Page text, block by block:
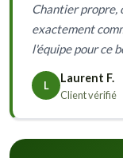
Chantier propre,
exactement
l'équipe pour ce
L
Laurent F.
Client vérifié